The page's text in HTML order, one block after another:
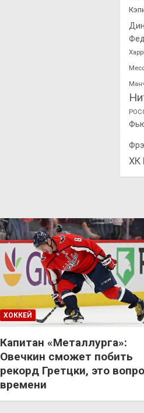
ХК
ХОККЕЙ
Капитан «Металлурга»:
Овечкин сможет побить
рекорд Гретцки, это
времени